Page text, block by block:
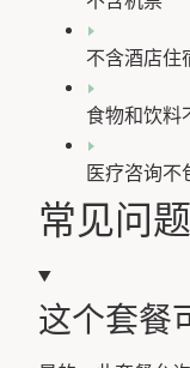
不含酒店住
食物和饮料
医疗咨询不
常见问题
这个套餐